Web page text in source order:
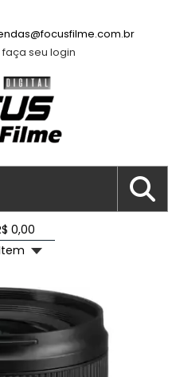
seu login
0,00